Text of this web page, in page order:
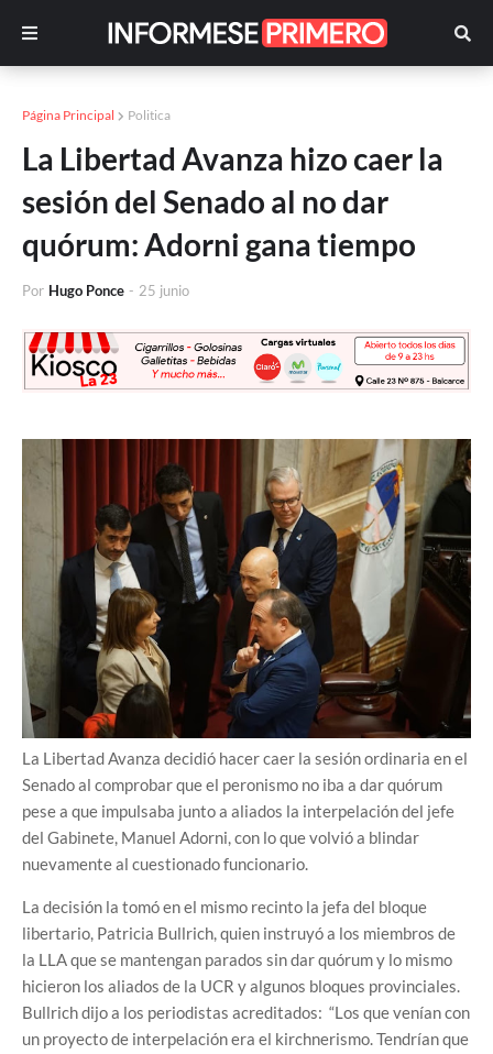
Página Principal Politica
La Libertad Avanza hizo caer la
sesión del Senado al no dar
quórum: Adorni gana tiempo
Por Hugo Ponce - 25 junio
La Libertad Avanza decidió hacer caer la sesión ordinaria en el
Senado al comprobar que el peronismo no iba a dar quórum
pese a que impulsaba junto a aliados la interpelación del jefe
del Gabinete, Manuel Adorni, con lo que volvió a blindar
nuevamente al cuestionado funcionario.
La decisión la tomó en el mismo recinto la jefa del bloque
libertario, Patricia Bullrich, quien instruyó a los miembros de
la LLA que se mantengan parados sin dar quórum y lo mismo
hicieron los aliados de la UCR y algunos bloques provinciales.
Bullrich dijo a los periodistas acreditados: “Los que venían con
un proyecto de interpelación era el kirchnerismo. Tendrían que